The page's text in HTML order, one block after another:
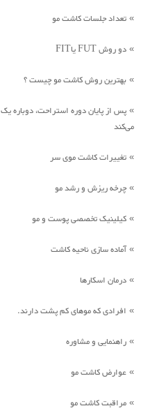
» تعداد جلسات کاشت مو
» دو روش FUT یاFIT
» بهترین روش کاشت مو چیست ؟
» پس از پایان دوره استراحت، دوباره
می‌کند
» تغییرات کاشت موی سر
» چرخه ریزش و رشد مو
» کیلینیک تخصصی پوست و مو
»آماده سازی ناحیه کاشت
» درمان اسکارها
» افرادی که موهای کم پشت دارند.
» راهنمایی و مشاوره
» عوارض کاشت مو
» مراقبت کاشت مو